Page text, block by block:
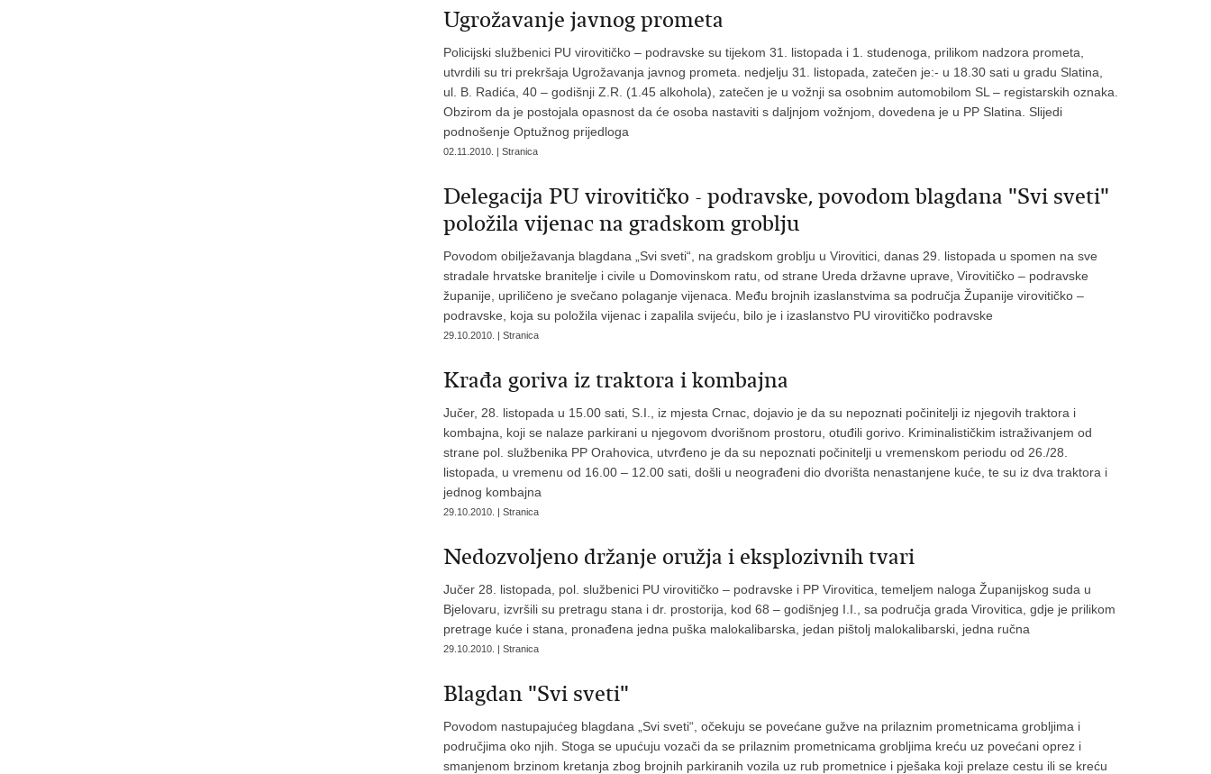
Ugrožavanje javnog prometa
Policijski službenici PU virovitičko – podravske su tijekom 31. listopada i 1. studenoga, prilikom nadzora prometa,
utvrdili su tri prekršaja Ugrožavanja javnog prometa. nedjelju 31. listopada, zatečen je:- u 18.30 sati u gradu Slatina,
ul. B. Radića, 40 – godišnji Z.R. (1.45 alkohola), zatečen je u vožnji sa osobnim automobilom SL – registarskih oznaka.
Obzirom da je postojala opasnost da će osoba nastaviti s daljnjom vožnjom, dovedena je u PP Slatina. Slijedi
podnošenje Optužnog prijedloga
02.11.2010. | Stranica
Delegacija PU virovitičko - podravske, povodom blagdana "Svi sveti"
položila vijenac na gradskom groblju
Povodom obilježavanja blagdana „Svi sveti“, na gradskom groblju u Virovitici, danas 29. listopada u spomen na sve
stradale hrvatske branitelje i civile u Domovinskom ratu, od strane Ureda državne uprave, Virovitičko – podravske
županije, upriličeno je svečano polaganje vijenaca. Među brojnih izaslanstvima sa područja Županije virovitičko –
podravske, koja su položila vijenac i zapalila svijeću, bilo je i izaslanstvo PU virovitičko podravske
29.10.2010. | Stranica
Krađa goriva iz traktora i kombajna
Jučer, 28. listopada u 15.00 sati, S.I., iz mjesta Crnac, dojavio je da su nepoznati počinitelji iz njegovih traktora i
kombajna, koji se nalaze parkirani u njegovom dvorišnom prostoru, otuđili gorivo. Kriminalističkim istraživanjem od
strane pol. službenika PP Orahovica, utvrđeno je da su nepoznati počinitelji u vremenskom periodu od 26./28.
listopada, u vremenu od 16.00 – 12.00 sati, došli u neograđeni dio dvorišta nenastanjene kuće, te su iz dva traktora i
jednog kombajna
29.10.2010. | Stranica
Nedozvoljeno držanje oružja i eksplozivnih tvari
Jučer 28. listopada, pol. službenici PU virovitičko – podravske i PP Virovitica, temeljem naloga Županijskog suda u
Bjelovaru, izvršili su pretragu stana i dr. prostorija, kod 68 – godišnjeg I.I., sa područja grada Virovitica, gdje je prilikom
pretrage kuće i stana, pronađena jedna puška malokalibarska, jedan pištolj malokalibarski, jedna ručna
29.10.2010. | Stranica
Blagdan "Svi sveti"
Povodom nastupajućeg blagdana „Svi sveti“, očekuju se povećane gužve na prilaznim prometnicama grobljima i
područjima oko njih. Stoga se upućuju vozači da se prilaznim prometnicama grobljima kreću uz povećani oprez i
smanjenom brzinom kretanja zbog brojnih parkiranih vozila uz rub prometnice i pješaka koji prelaze cestu ili se kreću